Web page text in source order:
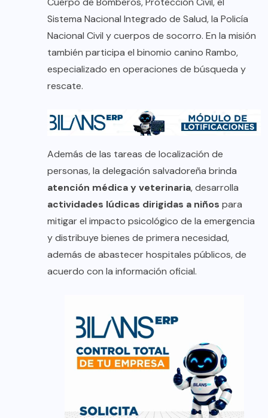
Sistema Nacional Integrado de Salud, la Policía
Nacional Civil y cuerpos de socorro. En la misión
también participa el binomio canino Rambo,
especializado en operaciones de búsqueda y
rescate.
Además de las tareas de localización de
personas, la delegación salvadoreña brinda
atención médica y veterinaria, desarrolla
actividades lúdicas dirigidas a niños para
mitigar el impacto psicológico de la emergencia
y distribuye bienes de primera necesidad,
además de abastecer hospitales públicos, de
acuerdo con la información oficial.